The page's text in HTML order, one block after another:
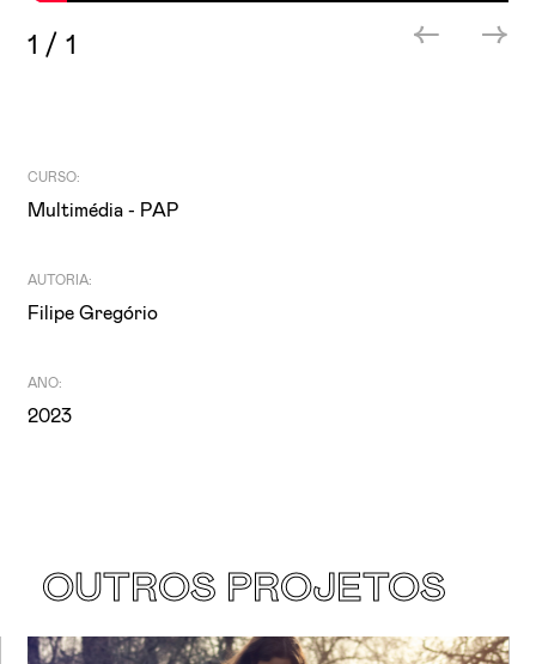
1 /1
CURSO:
Multimédia - PAP
AUTORIA:
Filipe Gregório
ANO:
2023
OUTROS PROJETOS